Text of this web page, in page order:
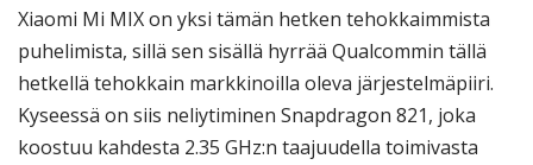
Xiaomi Mi MIX on yksi tämän hetken tehokkaimmista
puhelimista, sillä sen sisällä hyrrää Qualcommin tällä
hetkellä tehokkain markkinoilla oleva järjestelmäpiiri.
Kyseessä on siis neliytiminen Snapdragon 821, joka
koostuu kahdesta 2.35 GHz:n taajuudella toimivasta